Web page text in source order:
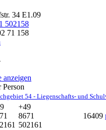
34 E1.09
502158
71 158
anzeigen
Person
54 - Liegenschafts- und
+49
8671
502161
16409